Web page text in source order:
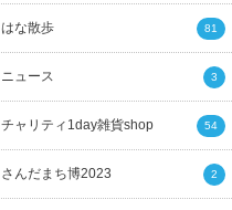
はな散歩 81
ニュース 3
チャリティ1day雑貨shop 54
さんだまち博2023 2